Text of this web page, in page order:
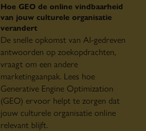
Hoe GEO de online vindbaarheid
van jouw culturele organisatie
verandert
De snelle opkomst van AI-gedreven
antwoorden op zoekopdrachten,
vraagt om een andere
marketingaanpak. Lees hoe
Generative Engine Optimization
(GEO) ervoor helpt te zorgen dat
jouw culturele organisatie online
relevant blijft.